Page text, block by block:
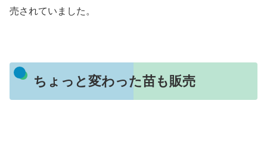
売されていました。
ちょっと変わった苗も販売